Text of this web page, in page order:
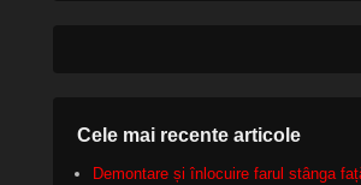
Cele mai recente articole
Demontare și înlocuire farul stânga